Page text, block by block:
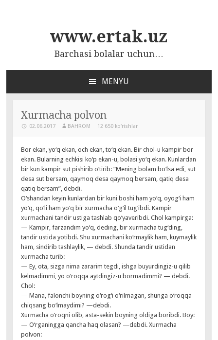
www.ertak.uz
Barchasi bolalar uchun…
MENYU
СОДЕРЖАНИЮ
Xurmacha polvon
02.06.2017 BAHROM 12 650 ko‘rishlar
Bor ekan, yo‘q ekan, och ekan, to‘q ekan. Bir chol-u kampir bor
ekan. Bularning echkisi ko‘p ekan-u, bolasi yo‘q ekan. Kunlardan
bir kun kampir sut pishirib o‘tirib: “Mening bolam bo‘lsa edi, sut
desa sut bersam, qaymoq desa qaymoq bersam, qatiq desa
qatiq bersam”, debdi.
O‘shandan keyin kunlardan bir kuni boshi ham yo‘q, oyog‘i ham
yo‘q, qo‘li ham yo‘q bir xurmacha o‘g‘il tug‘ibdi. Kampir
xurmachani tandir ustiga tashlab qo‘yaveribdi. Chol kampirga:
— Kampir, farzandim yo‘q, deding, bir xurmacha tug‘ding,
tandir ustida yotibdi. Shu xurmachani ko‘rmaylik ham, kuymaylik
ham, sindirib tashlaylik, — debdi. Shunda tandir ustidan
xurmacha turib:
— Ey, ota, sizga nima zararim tegdi, ishga buyurdingiz-u qilib
kelmadimmi, yo o‘roqqa aytdingiz-u bormadimmi? — debdi.
Chol:
— Mana, falonchi boyning o‘rog‘i o‘rilmagan, shunga o‘roqqa
chiqsang bo‘lmaydimi? —debdi.
Xurmacha o‘roqni olib, asta-sekin boyning oldiga boribdi. Boy:
— O‘rganingga qancha haq olasan? —debdi. Xurmacha
polvon: